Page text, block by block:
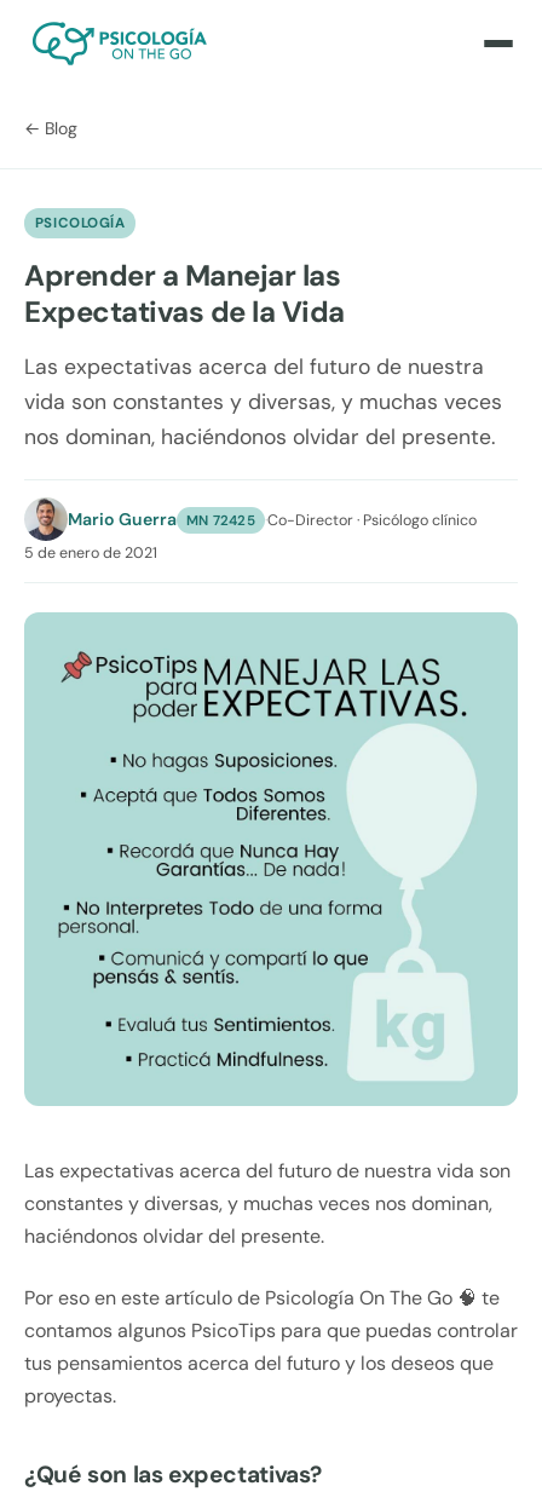
← Blog
PSICOLOGÍA
Aprender a Manejar las
Expectativas de la Vida
Las expectativas acerca del futuro de nuestra
vida son constantes y diversas, y muchas veces
nos dominan, haciéndonos olvidar del presente.
Mario Guerra MN 72425 ·Co-Director · Psicólogo clínico
5 de enero de 2021
Las expectativas acerca del futuro de nuestra vida son
constantes y diversas, y muchas veces nos dominan,
haciéndonos olvidar del presente.
Por eso en este artículo de Psicología On The Go 🧠 te
contamos algunos PsicoTips para que puedas controlar
tus pensamientos acerca del futuro y los deseos que
proyectas.
¿Qué son las expectativas?